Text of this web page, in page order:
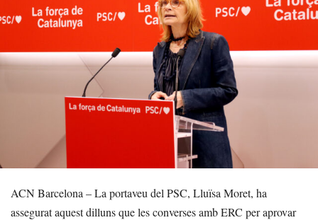
ACN Barcelona – La portaveu del PSC, Lluïsa Moret, ha
assegurat aquest dilluns que les converses amb ERC per aprovar